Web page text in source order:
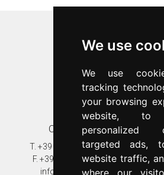
We use
We use
tracking
your browsing
website,
targeted ads,
website traffic,
where our
Via Bernocchi 48
p.iva
c.f.
n.REA 87777
Contatti
T. +39 030 8931401
F. +39 030 802628
info@inoxriv.it